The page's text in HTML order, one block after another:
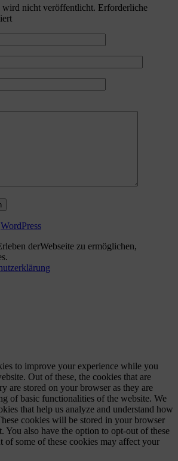
nicht veröffentlicht. Erforderliche
WordPress
derWebseite zu ermöglichen,
to improve your experience while you
Out of these, the cookies that are
are stored on your browser as they are
of basic functionalities of the website. We
that help us analyze and understand how
cookies will be stored in your browser
You also have the option to opt-out of these
of some of these cookies may affect your